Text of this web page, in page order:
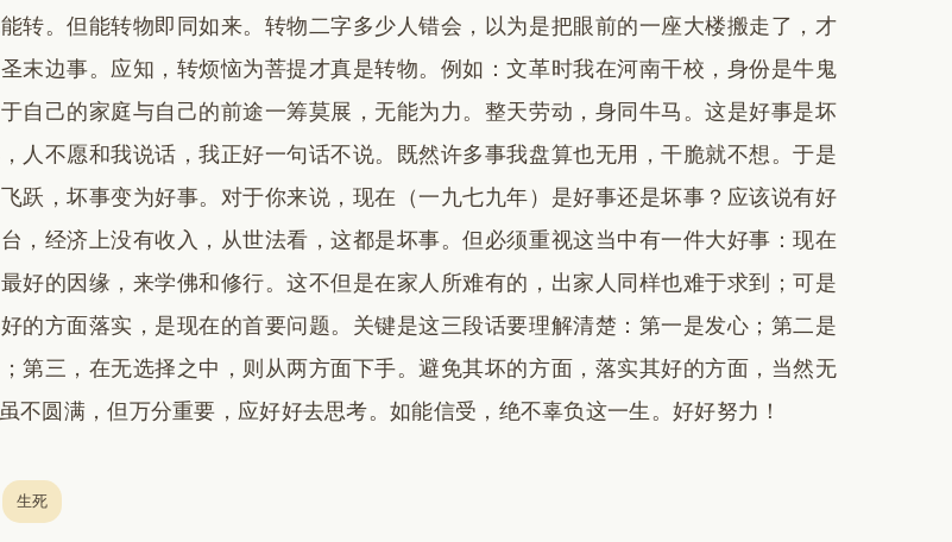
转。但能转物即同如来。转物二字多少人错会，以为是把眼前的一座大楼搬走了，才
末边事。应知，转烦恼为菩提才真是转物。例如：文革时我在河南干校，身份是牛鬼
自己的家庭与自己的前途一筹莫展，无能为力。整天劳动，身同牛马。这是好事是坏
人不愿和我说话，我正好一句话不说。既然许多事我盘算也无用，干脆就不想。于是
跃，坏事变为好事。对于你来说，现在（一九七九年）是好事还是坏事？应该说有好
，经济上没有收入，从世法看，这都是坏事。但必须重视这当中有一件大好事：现在
好的因缘，来学佛和修行。这不但是在家人所难有的，出家人同样也难于求到；可是
的方面落实，是现在的首要问题。关键是这三段话要理解清楚：第一是发心；第二是
第三，在无选择之中，则从两方面下手。避免其坏的方面，落实其好的方面，当然无
不圆满，但万分重要，应好好去思考。如能信受，绝不辜负这一生。好好努力！
生死